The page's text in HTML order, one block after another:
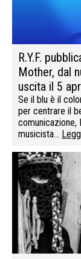
R.Y.F.
Mother, dal
uscita il 5
Se il blu è il
per centrare il
comunicazione,
musicista…